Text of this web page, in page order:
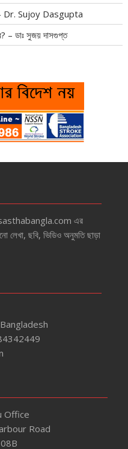
Sujoy Dasgupta
– ডাঃ সুজয় দাসগুপ্ত
sasthabangla.com এর
লেখা, ছবি, ভিডিও অনুমতি ছাড়া
Office
Road